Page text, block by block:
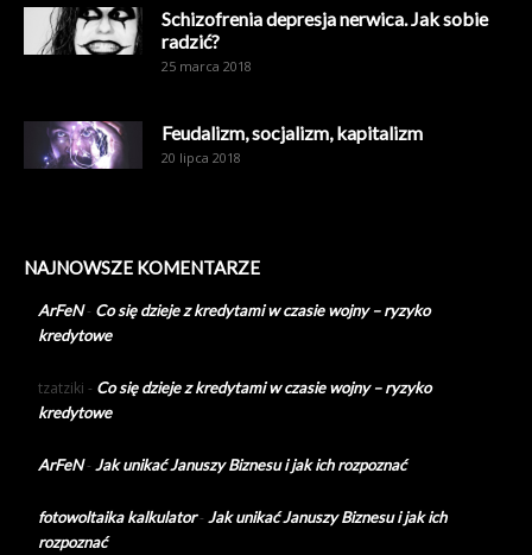
Schizofrenia depresja nerwica. Jak sobie
radzić?
25 marca 2018
Feudalizm, socjalizm, kapitalizm
20 lipca 2018
NAJNOWSZE KOMENTARZE
ArFeN- Co się dzieje z kredytami w czasie wojny – ryzyko
kredytowe
tzatziki - Co się dzieje z kredytami w czasie wojny – ryzyko
kredytowe
ArFeN- Jak unikać Januszy Biznesu i jak ich rozpoznać
fotowoltaika kalkulator- Jak unikać Januszy Biznesu i jak ich
rozpoznać